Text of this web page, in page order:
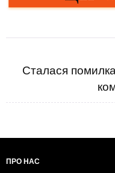
Сталася
ПРО НАС